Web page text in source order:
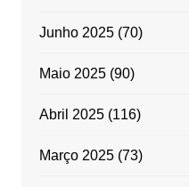
Junho 2025(70)
Maio 2025(90)
Abril 2025(116)
Março 2025(73)